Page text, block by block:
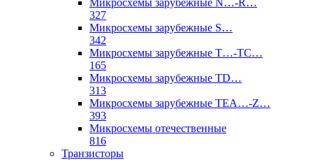
327
Микросхемы зарубежные S…
342
Микросхемы зарубежные T…-TC…
165
Микросхемы зарубежные TD…
313
Микросхемы зарубежные TEA…-Z…
393
Микросхемы отечественные
816
Транзисторы